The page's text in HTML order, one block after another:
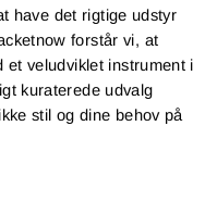
have det rigtige udstyr
forstår vi, at
et veludviklet instrument i
kuraterede udvalg
stil og dine behov på